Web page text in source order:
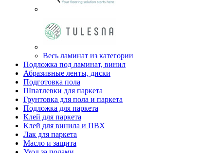
Весь ламинат из категории
Подложка под ламинат, винил
Абразивные ленты, диски
Подготовка пола
Шпатлевки для паркета
Грунтовка для пола и паркета
Подложка для паркета
Клей для паркета
Клей для винила и ПВХ
Лак для паркета
Масло и защита